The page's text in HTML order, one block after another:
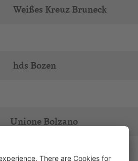
Weißes Kreuz Bruneck
hds Bozen
Unione Bolzano